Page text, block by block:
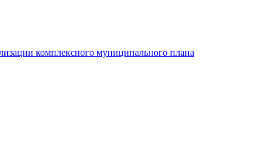
комплексного муниципального плана